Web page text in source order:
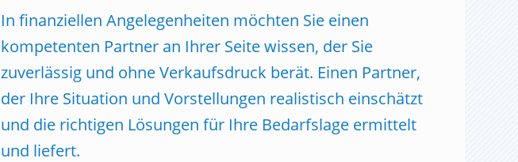
In finanziellen Angelegenheiten möchten Sie einen
kompetenten Partner an Ihrer Seite wissen, der Sie
zuverlässig und ohne Verkaufsdruck berät. Einen Partner,
der Ihre Situation und Vorstellungen realistisch einschätzt
und die richtigen Lösungen für Ihre Bedarfslage ermittelt
und liefert.